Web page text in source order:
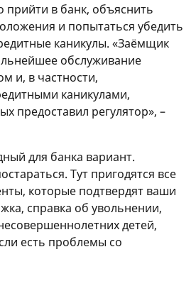
прийти в банк, объяснить
и попытаться убедить
каникулы. «Заёмщик
обслуживание
и, в частности,
каникулами,
предоставил регулятор», –
для банка вариант.
Тут пригодятся все
которые подтвердят ваши
справка об увольнении,
детей,
есть проблемы со